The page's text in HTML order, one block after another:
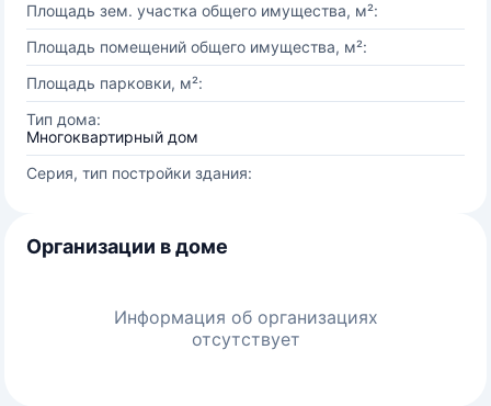
Площадь зем. участка общего имущества, м²:
Площадь помещений общего имущества, м²:
Площадь парковки, м²:
Тип дома:
Многоквартирный дом
Серия, тип постройки здания:
Организации в доме
Информация об организациях
отсутствует